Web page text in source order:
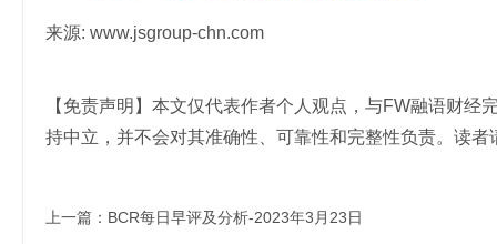
来源: www.jsgroup-chn.com
【免责声明】本文仅代表作者个人观点，与FW融语财
持中立，并不会对其准确性、可靠性和完整性负责。读
上一篇： BCR每日早评及分析-2023年3月23日